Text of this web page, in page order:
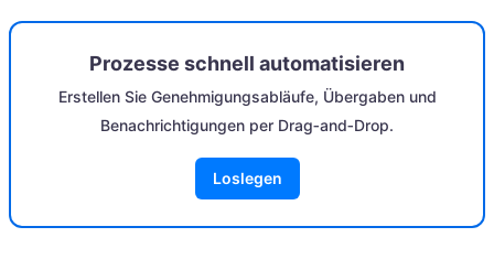
Prozesse schnell automatisieren
Erstellen Sie Genehmigungsabläufe, Übergaben und
Benachrichtigungen per Drag‑and‑Drop.
Loslegen